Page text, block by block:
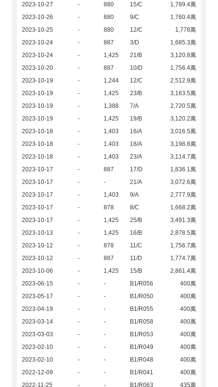
2023-10-27
- 880 15/C
1,789.4萬
2023-10-26
- 880 9/C
1,760.4萬
2023-10-25
- 880 12/C
1,778萬
2023-10-24
- 887 3/D
1,685.3萬
2023-10-24
- 1,425 21/B
3,120.8萬
2023-10-20
- 887 10/D
1,756.4萬
2023-10-19
- 1,244 12/C
2,512.9萬
2023-10-19
- 1,425 23/B
3,163.5萬
2023-10-19
- 1,388 7/A
2,720.5萬
2023-10-19
- 1,425 19/B
3,120.2萬
2023-10-18
- 1,403 16/A
3,016.5萬
2023-10-18
- 1,403 18/A
3,198.8萬
2023-10-18
- 1,403 23/A
3,114.7萬
2023-10-17
- 887 17/D
1,836.1萬
2023-10-17
- - 21/A
3,072.6萬
2023-10-17
- 1,403 9/A
2,777.9萬
2023-10-17
- 878 8/C
1,668.2萬
2023-10-17
- 1,425 25/B
3,491.3萬
2023-10-13
- 1,425 16/B
2,878.5萬
2023-10-12
- 878 11/C
1,756.7萬
2023-10-12
- 887 11/D
1,774.7萬
2023-10-06
- 1,425 15/B
2,861.4萬
2023-06-15
- - B1/R056
400萬
2023-05-17
- - B1/R050
400萬
2023-04-19
- - B1/R055
400萬
2023-03-14
- - B1/R058
400萬
2023-03-03
- - B1/R053
400萬
2023-02-10
- - B1/R049
400萬
2023-02-10
- - B1/R048
400萬
2022-12-09
- - B1/R041
400萬
2022-11-25
- - B1/R063 435萬